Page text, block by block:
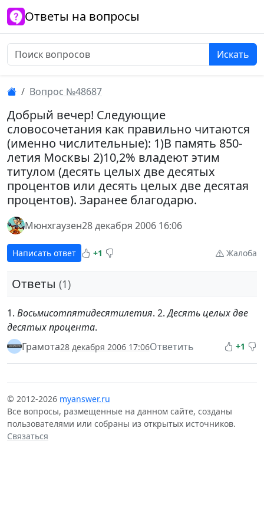
Ответы на вопросы
Искать
Вопрос №48687
Добрый вечер! Следующие
словосочетания как правильно читаются
(именно числительные): 1)В память 850-
летия Москвы 2)10,2% владеют этим
титулом (десять целых две десятых
процентов или десять целых две десятая
процентов). Заранее благодарю.
Мюнхгаузен28 декабря 2006 16:06
Написать ответ +1 Жалоба
Ответы (1)
1. Восьмисотпятидесятилетия. 2.Десять целых две
десятых процента.
Грамота28 декабря 2006 17:06Ответить +1
© 2012-2026 myanswer.ru
Все вопросы, размещенные на данном сайте, созданы
пользователями или собраны из открытых источников.
Связаться